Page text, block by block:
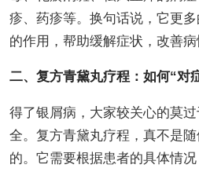
疹、药疹等。换句话说，它更
的作用，帮助缓解症状，改善病
二、复方青黛丸疗程：如何“对
得了银屑病，大家较关心的莫
全。复方青黛丸疗程，真不是
的。它需要根据患者的具体情